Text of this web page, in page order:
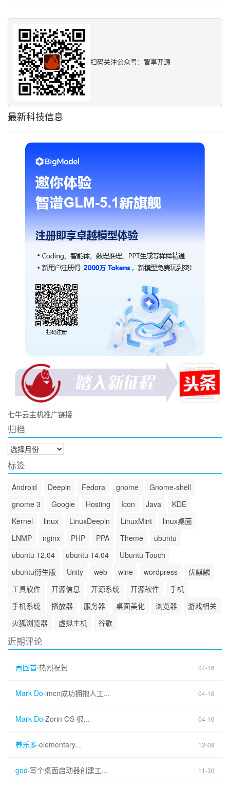
扫码关注公众号：智享开源
最新科技信息
七牛云主机推广链接
归档
归
档
标签
Android Deepin Fedora gnome
Gnome-shell
gnome 3
Google Hosting Icon Java
KDE
Kernel
linux LinuxDeepin LinuxMint
linux桌面
LNMP
nginx PHP PPA Theme
ubuntu
ubuntu 12.04
ubuntu 14.04
Ubuntu Touch
ubuntu衍生版
Unity web wine wordpress
优麒麟
工具软件
开源信息 开源系统 开源软件
手机
手机系统
播放器 服务器 桌面美化 浏览器
游戏相关
火狐浏览器
虚拟主机 谷歌
近期评论
再回首·热烈祝贺 04-16
Mark Do·imcn成功拥抱人工... 04-16
Mark Do·Zorin OS 很... 04-16
养乐多·elementary... 12-09
god·写个桌面启动器创建工... 11-30